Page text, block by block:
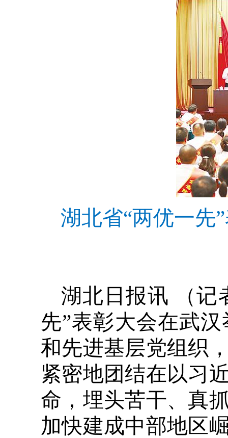
湖北省“两优一先
湖北日报讯 （记
先”表彰大会在武
和先进基层党组织
紧密地团结在以习
命，埋头苦干、真
加快建成中部地区